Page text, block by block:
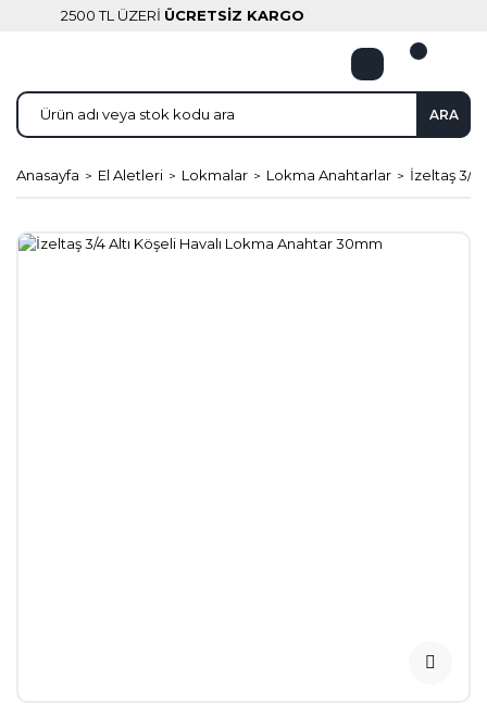
2500 TL ÜZERİ ÜCRETSİZ KARGO
ARA
Anasayfa El Aletleri Lokmalar Lokma Anahtarlar İzeltaş 3/4